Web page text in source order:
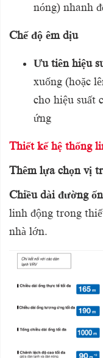
nóng) nhanh
Chế độ êm dịu
Ưu tiên hiệu
xuống (hoặc
cho hiệu suất
ứng
Thiết kế hệ thống
Thêm lựa chọn vị
Chiều dài đường
linh động trong
nhà lớn.